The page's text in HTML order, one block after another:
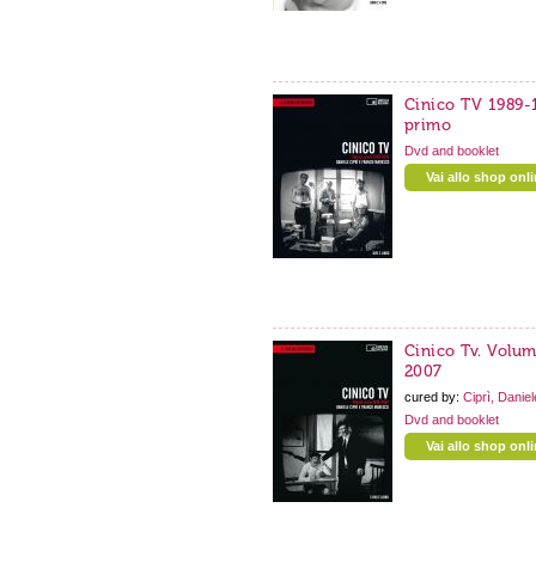
Cinico TV 1989-
primo
Dvd and booklet
Vai allo shop
Cinico Tv.
2007
cured by: Ciprì,
Dvd and booklet
Vai allo shop